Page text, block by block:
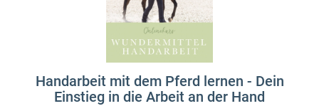
Handarbeit mit dem Pferd lernen - Dein
Einstieg in die Arbeit an der Hand